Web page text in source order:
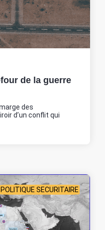
de la guerre
des
d’un conflit qui
POLITIQUE SECURITAIRE